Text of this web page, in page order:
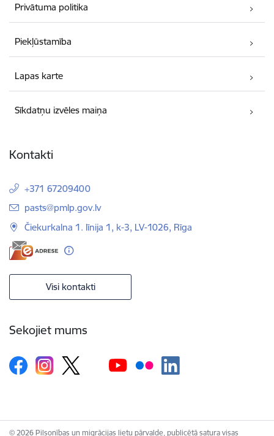
Privātuma politika
Piekļūstamība
Lapas karte
Sīkdatņu izvēles maiņa
Kontakti
+371 67209400
E-pasts:
pasts@pmlp.gov.lv
Čiekurkalna 1. līnija 1, k-3, LV-1026, Rīga
Visi kontakti
Sekojiet mums
© 2026 Pilsonības un migrācijas lietu pārvalde, publicētā satura visas